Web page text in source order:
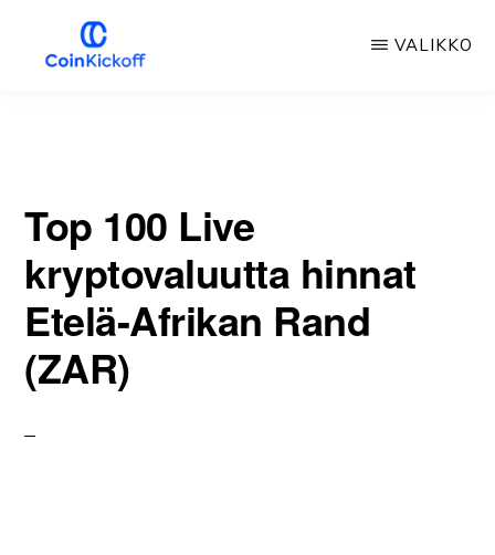
pääsisältöön
VALIKKO
Top 100 Live
kryptovaluutta hinnat
Etelä-Afrikan Rand
(ZAR)